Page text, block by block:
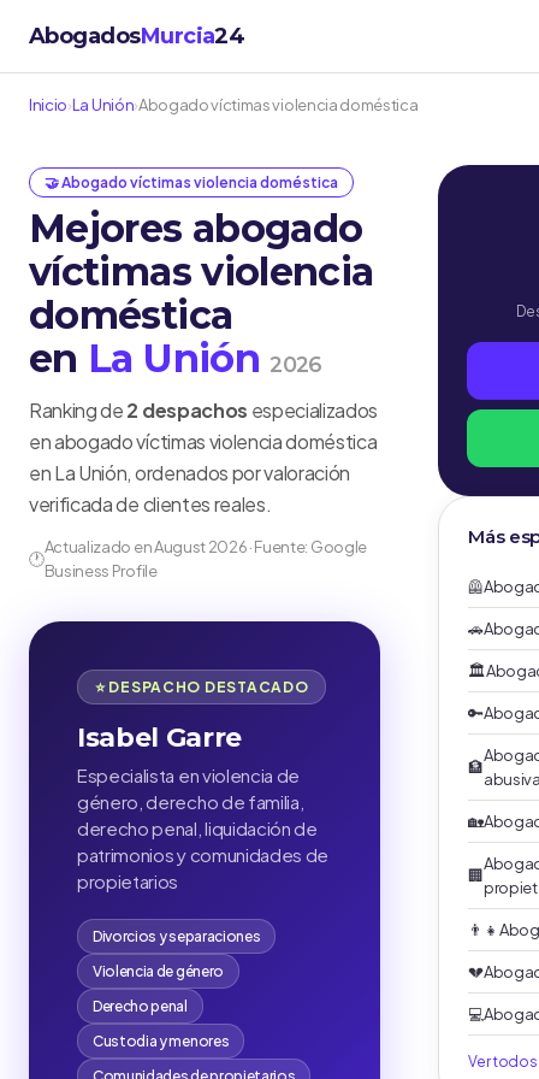
AbogadosMurcia24
Inicio›La Unión›Abogado víctimas violencia doméstica
🤝 Abogado víctimas violencia doméstica
Mejores abogado
víctimas violencia
doméstica
en La Unión 2026
Ranking de2 despachos especializados
en abogado víctimas violencia doméstica
en La Unión, ordenados por valoración
verificada de clientes reales.
🕐
Actualizado en August 2026 · Fuente: Google
Business Profile
⭐ DESPACHO DESTACADO
Isabel Garre
Especialista en violencia de
género, derecho de familia,
derecho penal, liquidación de
patrimonios y comunidades de
propietarios
Divorcios y separaciones
Violencia de género
Derecho penal
Custodia y menores
Más
🦺
🚗
🏛️
🔑
🏦
🏡
🏢
👨‍👧
💔
💻
Ver